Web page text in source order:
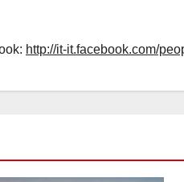
http://it-it.facebook.com/